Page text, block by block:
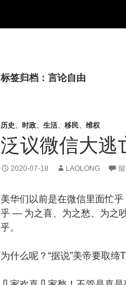
标签归档：言论自由
历史、 时政、 生活、 移民、 维权
泛议微信大逃
2020-07-18 LAOLONG
美华们以前是在微信里面忙
乎 — 为之喜、为之愁、为之
乎。
为什么呢？“据说”美帝要取缔